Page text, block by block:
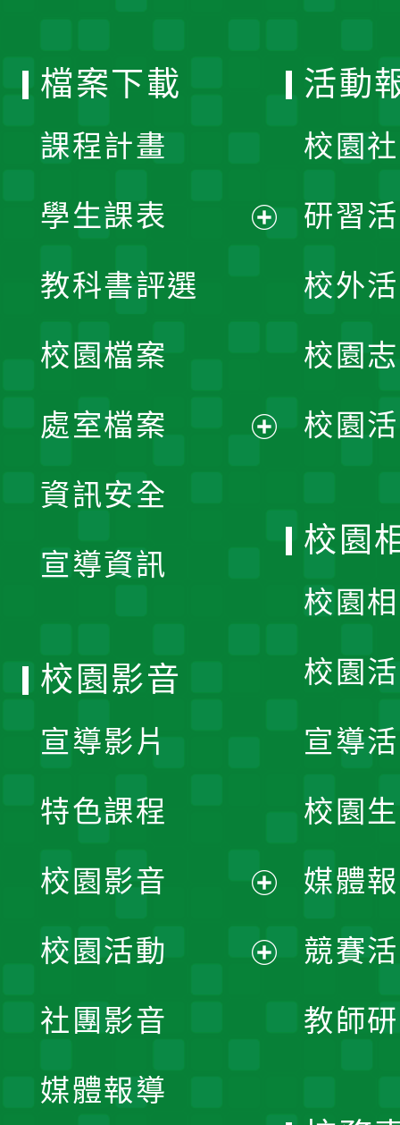
檔案下載
課程計畫
學生課表
單
教科書評選
校園檔案
處室檔案
資訊安全
宣導資訊
活動
校園
研習
校外
校園
校園
校園
校園
校園
宣導
校園
媒體
競賽
教師
校園影音
宣導影片
特色課程
校園影音
開
校園活動
社團影音
媒體報導